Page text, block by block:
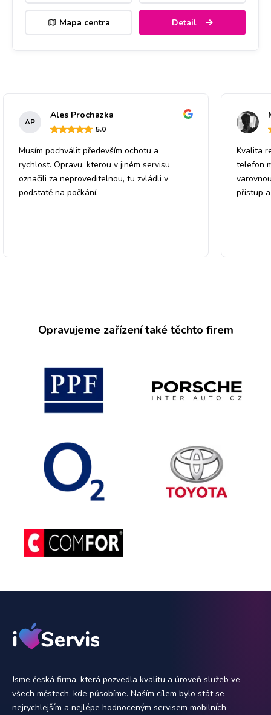
Mapa centra Detail
AP
Ales Prochazka
5.0
Musím pochválit především ochotu a
rychlost. Opravu, kterou v jiném servisu
označili za neproveditelnou, tu zvládli v
podstatě na počkání.
Kvalita
telefon
přistup
Opravujeme zařízení také těchto firem
Jsme česká firma, která pozvedla kvalitu a úroveň služeb ve
všech městech, kde působíme. Naším cílem bylo stát se
nejrychlejším a nejlépe hodnoceným servisem mobilních